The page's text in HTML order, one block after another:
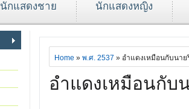
นักแสดงชาย นักแสดงหญิง
Home » พ.ศ. 2537 » อำแดงเหมือนกับนาย
อำแดงเหมือนกับ